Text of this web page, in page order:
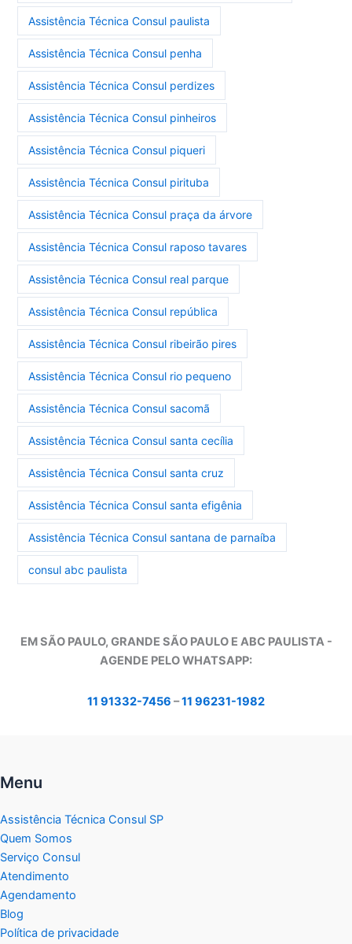
Assistência Técnica Consul paulista
Assistência Técnica Consul penha
Assistência Técnica Consul perdizes
Assistência Técnica Consul pinheiros
Assistência Técnica Consul piqueri
Assistência Técnica Consul pirituba
Assistência Técnica Consul praça da árvore
Assistência Técnica Consul raposo tavares
Assistência Técnica Consul real parque
Assistência Técnica Consul república
Assistência Técnica Consul ribeirão pires
Assistência Técnica Consul rio pequeno
Assistência Técnica Consul sacomã
Assistência Técnica Consul santa cecília
Assistência Técnica Consul santa cruz
Assistência Técnica Consul santa efigênia
Assistência Técnica Consul santana de parnaíba
consul abc paulista
EM SÃO PAULO, GRANDE SÃO PAULO E ABC PAULISTA -
AGENDE PELO WHATSAPP:
11 91332-7456 –11 96231-1982
Menu
Assistência Técnica Consul SP
Quem Somos
Serviço Consul
Atendimento
Agendamento
Blog
Política de privacidade